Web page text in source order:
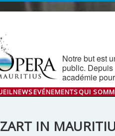
Notre but est
public.
académie
NEWSEVÉNEMENTSQUI
IN